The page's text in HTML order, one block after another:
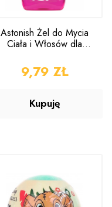
Astonish Żel do Mycia
Ciała i Włosów dla
400ml
CENA
9,79 ZŁ
Kupuję